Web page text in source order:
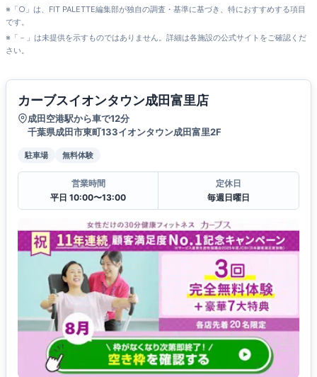
※「○」は、FIT PALETTE編集部が独自の調査・基準に基づき、特におすすめする項目
です。
※「－」は未提供を示すものではありません。詳細は各施設の公式サイトをご確認くだ
さい。
カーブスイオンタウン成田富里店
成田空港駅から車で12分
千葉県成田市東町133イオンタウン成田富里2F
駐車場 無料体験
営業時間
平日 10:00〜13:00
定休日
毎週日曜日